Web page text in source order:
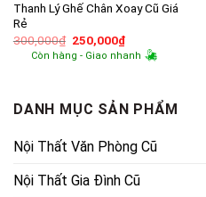
Thanh Lý Ghế Chân Xoay Cũ Giá
Rẻ
300,000₫ Giá
gốc
là:
250,000₫Giá
hiện
tại
Còn hàng - Giao nhanh
DANH MỤC SẢN PHẨM
Nội Thất Văn Phòng Cũ
Nội Thất Gia Đình Cũ